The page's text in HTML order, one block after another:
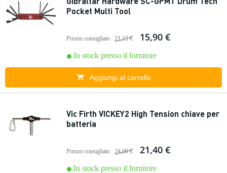
Pocket Multi Tool
Prezzo consigliato 21,15 € 15,90 €
In stock presso il fornitore
Aggiungi al carrello
Vic Firth VICKEY2 High Tension chiave per
batteria
Prezzo consigliato 24,60 € 21,40 €
In stock presso il fornitore